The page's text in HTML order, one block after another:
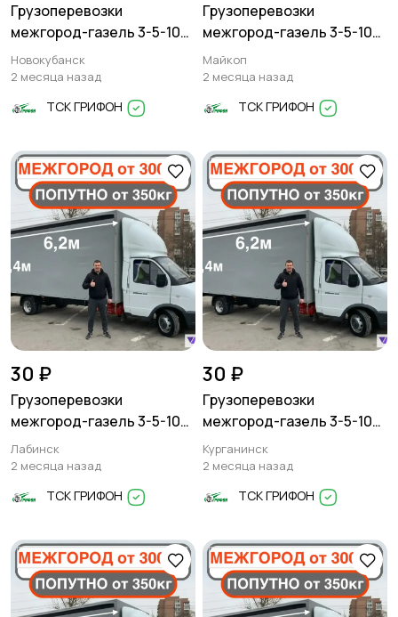
Грузоперевозки
межгород-газель 3-5-10
тонн
Новокубанск
2 месяца назад
ТСК ГРИФОН
Грузоперевозки
межгород-газель 3-5-10
тонн
Майкоп
2 месяца назад
ТСК ГРИФОН
30 ₽
Грузоперевозки
межгород-газель 3-5-10
тонн
Лабинск
2 месяца назад
ТСК ГРИФОН
30 ₽
Грузоперевозки
межгород-газель 3-5-10
тонн
Курганинск
2 месяца назад
ТСК ГРИФОН